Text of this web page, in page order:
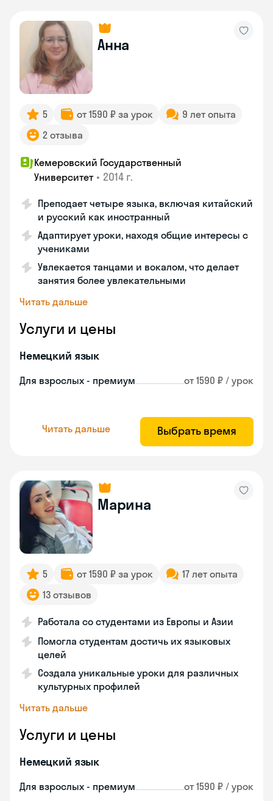
Анна
5 от 1590 ₽ за урок
9 лет опыта
2 отзыва
Кемеровский Государственный
Университет • 2014 г.
Преподает четыре языка, включая китайский
и русский как иностранный
Адаптирует уроки, находя общие интересы с
учениками
Увлекается танцами и вокалом, что делает
занятия более увлекательными
Читать дальше
Услуги и цены
Немецкий язык
Для взрослых - премиум от 1590 ₽ / урок
Читать дальше Выбрать время
Марина
5 от 1590 ₽ за урок
17 лет опыта
13 отзывов
Работала со студентами из Европы и Азии
Помогла студентам достичь их языковых
целей
Создала уникальные уроки для различных
культурных профилей
Читать дальше
Услуги и цены
Немецкий язык
Для взрослых - премиум от 1590 ₽ / урок